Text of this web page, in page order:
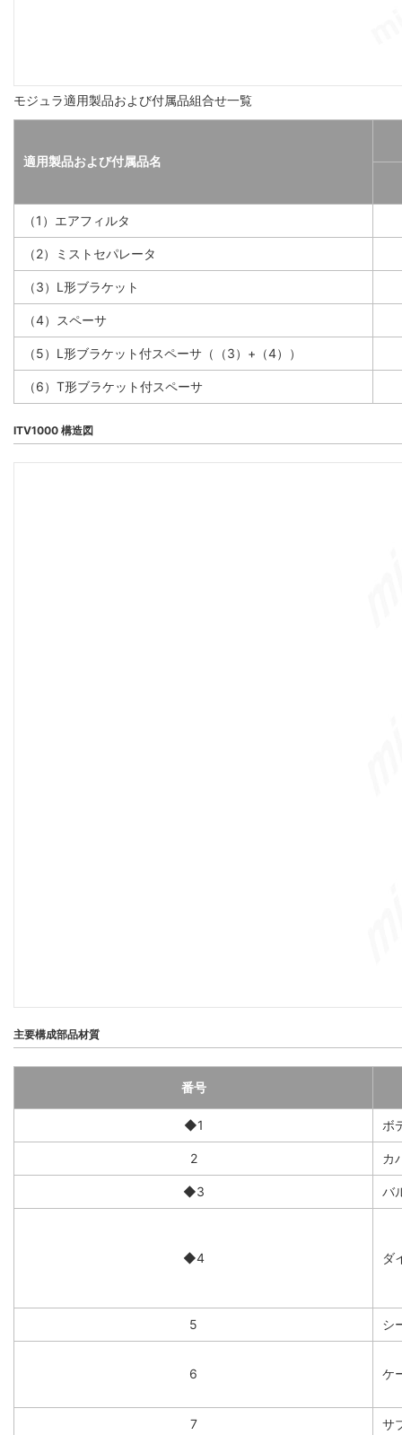
モジュラ適用製品および付属品組合せ一覧
適用製品および付属品名
（1）エアフィルタ
（2）ミストセパレータ
（3）L形ブラケット
（4）スペーサ
（5）L形ブラケット付スペーサ（（3）+（4））
（6）T形ブラケット付スペーサ
ITV1000 構造図
主要構成部品材質
番号
◆1 ボ
2 カ
◆3 バ
◆4 ダ
5 シ
6 ケ
7 サ